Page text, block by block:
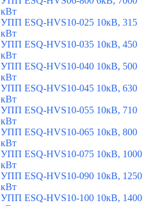
кВт
УПП ESQ-HVS10-025 10кВ, 315
кВт
УПП ESQ-HVS10-035 10кВ, 450
кВт
УПП ESQ-HVS10-040 10кВ, 500
кВт
УПП ESQ-HVS10-045 10кВ, 630
кВт
УПП ESQ-HVS10-055 10кВ, 710
кВт
УПП ESQ-HVS10-065 10кВ, 800
кВт
УПП ESQ-HVS10-075 10кВ, 1000
кВт
УПП ESQ-HVS10-090 10кВ, 1250
кВт
УПП ESQ-HVS10-100 10кВ, 1400